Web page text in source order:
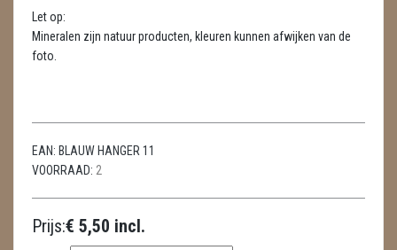
SCHEDELS / SKULLS
TELEFOON KOORDEN
VLINDERS
Let op:
Mineralen zijn natuur producten, kleuren kunnen afwijken van de
foto.
EAN: BLAUW HANGER 11
VOORRAAD: 2
Prijs:€ 5,50 incl.